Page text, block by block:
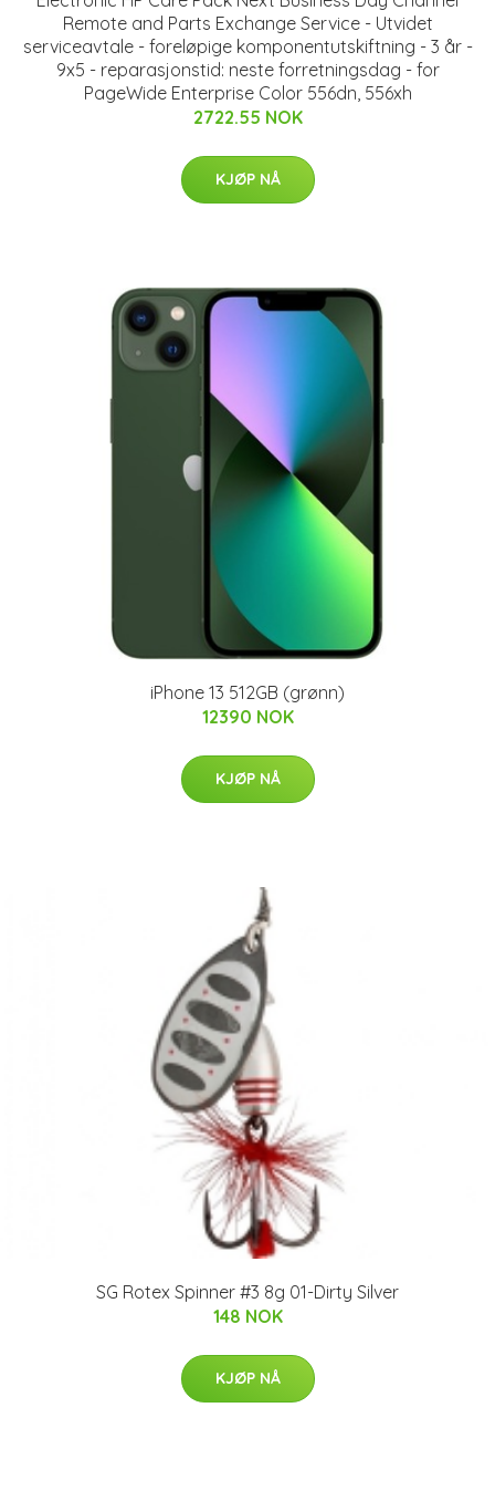
Remote and Parts Exchange Service - Utvidet
serviceavtale - foreløpige komponentutskiftning - 3 år -
9x5 - reparasjonstid: neste forretningsdag - for
PageWide Enterprise Color 556dn, 556xh
2722.55 NOK
KJØP NÅ
iPhone 13 512GB (grønn)
12390 NOK
KJØP NÅ
SG Rotex Spinner #3 8g 01-Dirty Silver
148 NOK
KJØP NÅ